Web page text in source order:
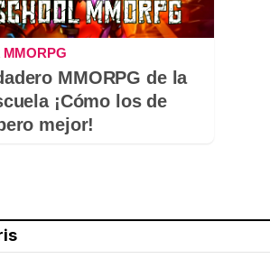
MMORPG de la
¡Cómo los de
mejor!